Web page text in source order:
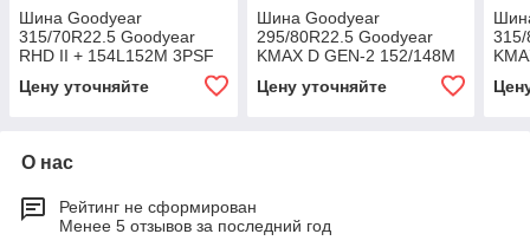
Шина Goodyear
315/70R22.5 Goodyear
RHD II + 154L152M 3PSF
Цену уточняйте
Шина Goodyear
295/80R22.5 Goodyear
KMAX D GEN-2 152/148M
Цену уточняйте
О нас
Рейтинг не сформирован
Менее 5 отзывов за последний год